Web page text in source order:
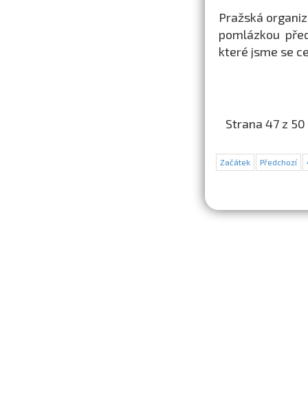
Pražská
pomlázkou
které jsme se
Strana 47 z 50
Začátek Předchozí